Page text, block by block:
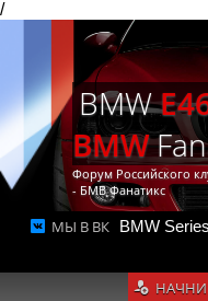
/
BMW
BMW
Форум Российского
- БМВ Фанатикс
МЫ В ВК BMW